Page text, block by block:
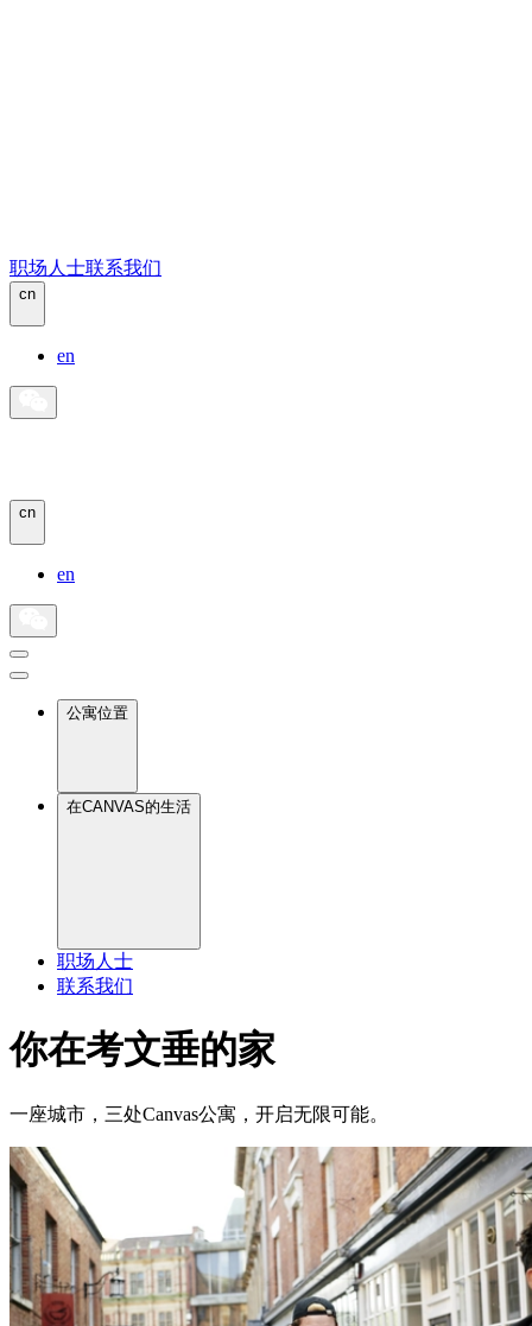
职场人士联系我们
cn
en
cn
en
公寓位置
在CANVAS的生活
职场人士
联系我们
你在考文垂的家
一座城市，三处Canvas公寓，开启无限可能。